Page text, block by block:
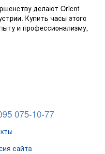
делают Orient
Купить часы этого
и профессионализму,
075-10-77
сайта